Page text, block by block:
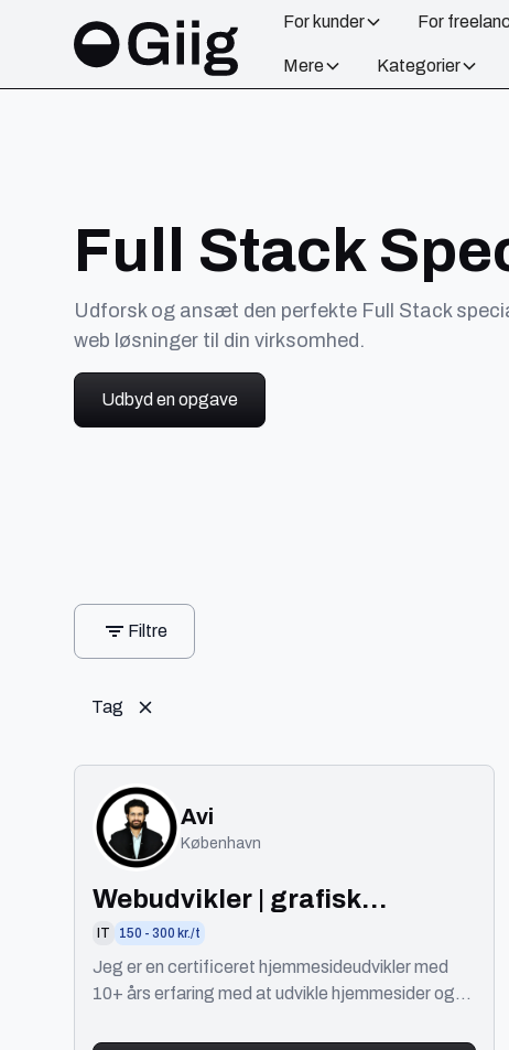
For kunder
For
Mere
Kategorier
Full Stack
Udforsk og ansæt den perfekte Full Stack
web løsninger til din virksomhed.
Udbyd en opgave
Filtre
Tag
Avi
København
Webudvikler | grafisk
designer | professionel
videoredigerer
IT 150 - 300 kr./t
Jeg er en certificeret hjemmesideudvikler med
10+ års erfaring med at udvikle hjemmesider og